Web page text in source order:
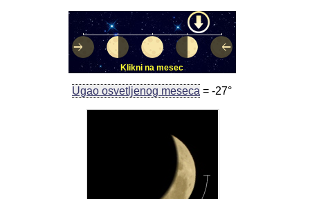
Klikni na mesec
Ugao osvetljenog meseca = -27°